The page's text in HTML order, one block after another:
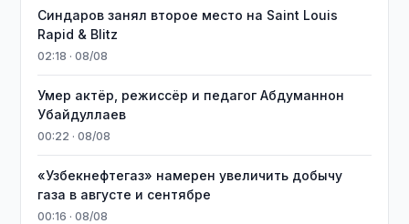
Синдаров занял второе место на Saint Louis
Rapid & Blitz
02:18 · 08/08
Умер актёр, режиссёр и педагог Абдуманнон
Убайдуллаев
00:22 · 08/08
«Узбекнефтегаз» намерен увеличить добычу
газа в августе и сентябре
00:16 · 08/08